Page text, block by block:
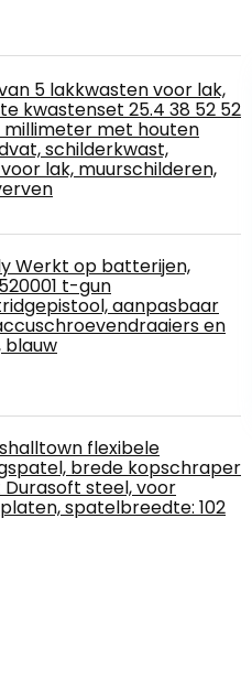
5 lakkwasten voor lak,
kwastenset 25.4 38 52 52
millimeter met houten
schilderkwast,
lak, muurschilderen,
Werkt op batterijen,
t-gun
aanpasbaar
en
blauw
flexibele
brede kopschraper
steel, voor
spatelbreedte: 102